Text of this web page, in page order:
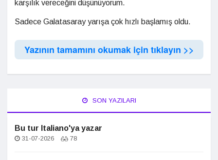
karşılık vereceğini düşünüyorum.
Sadece Galatasaray yarışa çok hızlı başlamış oldu.
Yazının tamamını okumak için tıklayın >>
SON YAZILARI
Bu tur Italiano'ya yazar
31-07-2026 78